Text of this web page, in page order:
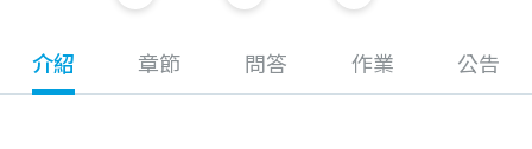
介紹 章節 問答 作業 公告